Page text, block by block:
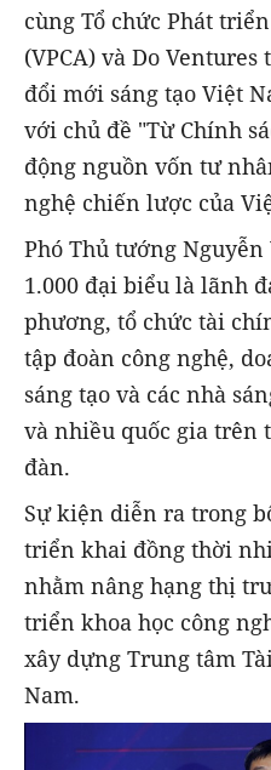
cùng Tổ chức Phát
(VPCA) và Do
đổi mới sáng tạo Việt
với chủ đề "Từ Chính
động nguồn vốn tư
nghệ chiến lược của
Phó Thủ tướng
1.000 đại biểu là lãnh
phương, tổ chức tài
tập đoàn công nghệ,
sáng tạo và các nhà
và nhiều quốc gia trên
đàn.
Sự kiện diễn ra trong
triển khai đồng thời
nhằm nâng hạng thị
triển khoa học công
xây dựng Trung tâm
Nam.